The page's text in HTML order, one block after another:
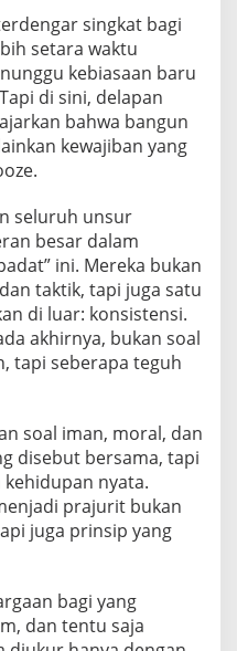
singkat bagi
setara waktu
kebiasaan baru
di sini, delapan
bahwa bangun
kewajiban yang
seluruh unsur
besar dalam
ini. Mereka bukan
taktik, tapi juga satu
di luar: konsistensi.
akhirnya, bukan soal
tapi seberapa teguh
soal iman, moral, dan
disebut bersama, tapi
nyata.
prajurit bukan
juga prinsip yang
bagi yang
dan tentu saja